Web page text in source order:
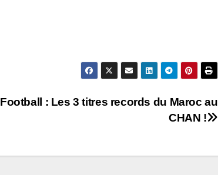
Football : Les 3 titres records du Maroc au
CHAN !